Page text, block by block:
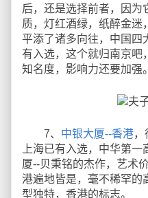
后，还是选择前者，因为
质，灯红酒绿，纸醉金迷
平添了诸多向往，中国四
有入选，这个就归南京吧
知名度，影响力还要加强。
7、 中银大厦--香港，
上海已有入选，中华第
厦--贝秉铭的杰作，艺术
港遍地皆是，毫不稀罕的
型独特，香港的标志。